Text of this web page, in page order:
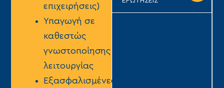
επιχειρήσεις)
Υπαγωγή σε
καθεστώς
γνωστοποίησης
λειτουργίας
Εξασφαλισμένες